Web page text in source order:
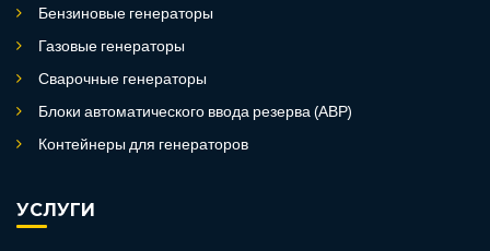
Бензиновые генераторы
Газовые генераторы
Сварочные генераторы
Блоки автоматического ввода резерва (АВР)
Контейнеры для генераторов
УСЛУГИ